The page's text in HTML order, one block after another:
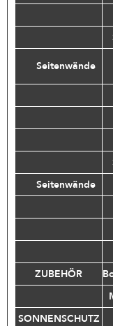
Seitenwände
Seitenwände
ZUBEHÖR
SONNENSCHUTZ